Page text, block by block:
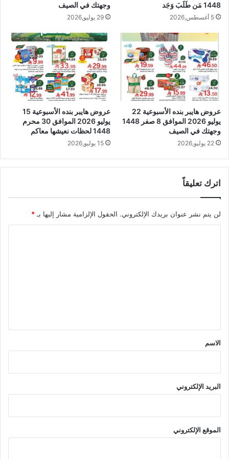
1448 مَن طَلَبَ وَجَد
5 أغسطس,2026
وجهتك في الصيف
29 يوليو,2026
عروض هايبر بنده الأسبوعية 22
يوليو 2026 الموافق 8 صفر 1448
وجهتك في الصيف
22 يوليو,2026
عروض هايبر بنده الأسبوعية 15
يوليو 2026 الموافق 30 محرم
1448 لحظات نعيشها معاكم
15 يوليو,2026
اترك تعليقاً
لن يتم نشر عنوان بريدك الإلكتروني. الحقول الإلزامية مشار إليها بـ *
*
الاسم
البريد الإلكتروني
الموقع الإلكتروني